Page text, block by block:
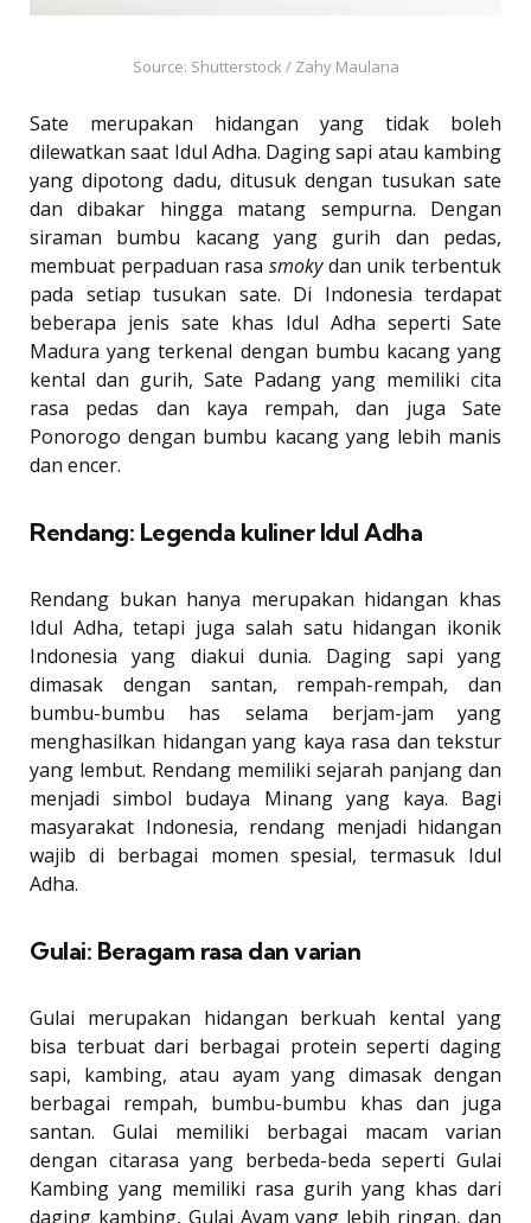
Source: Shutterstock / Zahy Maulana
Sate merupakan hidangan yang tidak boleh
dilewatkan saat Idul Adha. Daging sapi atau kambing
yang dipotong dadu, ditusuk dengan tusukan sate
dan dibakar hingga matang sempurna. Dengan
siraman bumbu kacang yang gurih dan pedas,
membuat perpaduan rasa smokydan unik terbentuk
pada setiap tusukan sate. Di Indonesia terdapat
beberapa jenis sate khas Idul Adha seperti Sate
Madura yang terkenal dengan bumbu kacang yang
kental dan gurih, Sate Padang yang memiliki cita
rasa pedas dan kaya rempah, dan juga Sate
Ponorogo dengan bumbu kacang yang lebih manis
dan encer.
Rendang: Legenda kuliner Idul Adha
Rendang bukan hanya merupakan hidangan khas
Idul Adha, tetapi juga salah satu hidangan ikonik
Indonesia yang diakui dunia. Daging sapi yang
dimasak dengan santan, rempah-rempah, dan
bumbu-bumbu has selama berjam-jam yang
menghasilkan hidangan yang kaya rasa dan tekstur
yang lembut. Rendang memiliki sejarah panjang dan
menjadi simbol budaya Minang yang kaya. Bagi
masyarakat Indonesia, rendang menjadi hidangan
wajib di berbagai momen spesial, termasuk Idul
Adha.
Gulai: Beragam rasa dan varian
Gulai merupakan hidangan berkuah kental yang
bisa terbuat dari berbagai protein seperti daging
sapi, kambing, atau ayam yang dimasak dengan
berbagai rempah, bumbu-bumbu khas dan juga
santan. Gulai memiliki berbagai macam varian
dengan citarasa yang berbeda-beda seperti Gulai
Kambing yang memiliki rasa gurih yang khas dari
daging kambing, Gulai Ayam yang lebih ringan, dan